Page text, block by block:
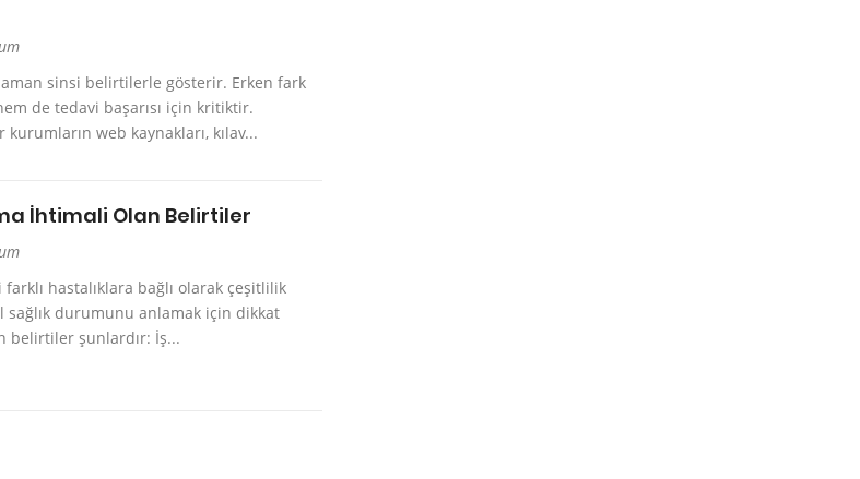
sinsi belirtilerle gösterir. Erken fark
de tedavi başarısı için kritiktir.
web kaynakları, kılav...
İhtimali Olan Belirtiler
hastalıklara bağlı olarak çeşitlilik
durumunu anlamak için dikkat
belirtiler şunlardır: İş...